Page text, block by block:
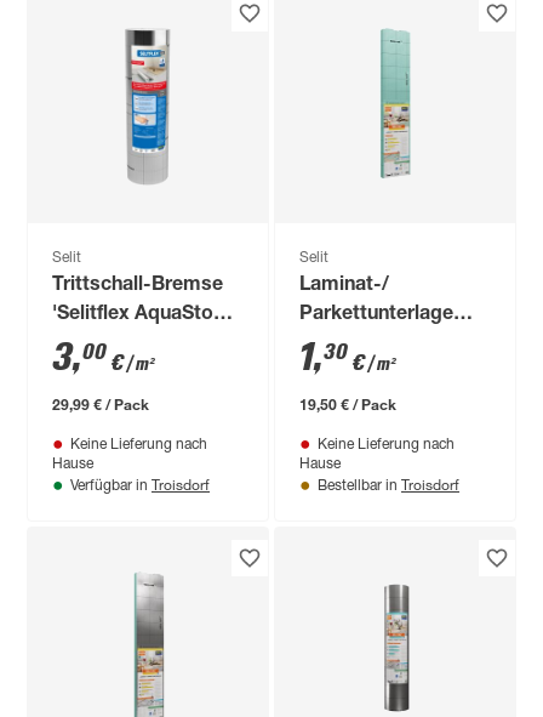
Selit
Trittschall-Bremse
'Selitflex AquaStop'
5 mm, 1,0 x 10 m, 10
m²
3,00 €/ m²
29,99 € / Pack
Keine Lieferung nach
Hause
Verfügbar in Troisdorf
Selit
Laminat-/
Parkettunterlage
'SELITAC basic' 2,2
mm, 1,25 x 12 m, 15
m²
1,30 €/ m²
19,50 € / Pack
Keine Lieferung nach
Hause
Bestellbar in Troisdorf